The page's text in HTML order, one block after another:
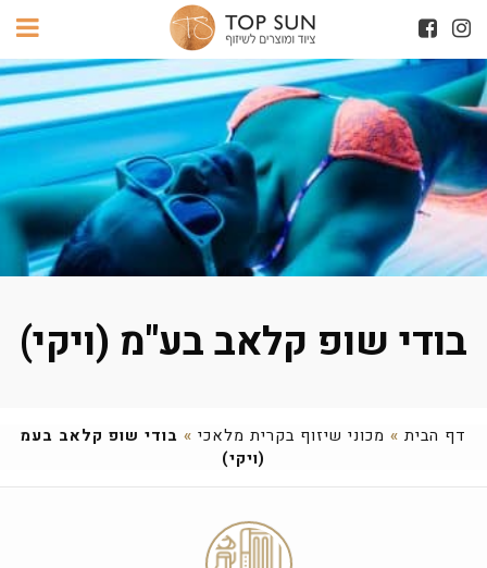
בודי שופ קלאב בע"מ (ויקי)
דף הבית » מכוני שיזוף בקרית מלאכי » בודי שופ קלאב בעמ
(ויקי)